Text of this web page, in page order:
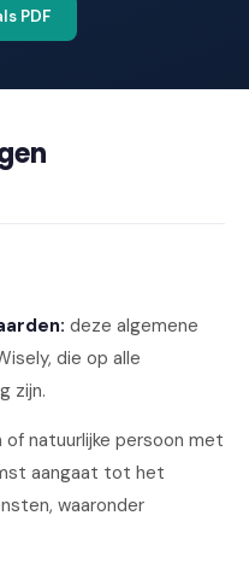
PDF
deze algemene
die op alle
zijn.
natuurlijke persoon met
aangaat tot het
waaronder